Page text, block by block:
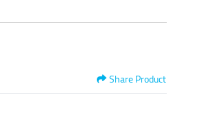
Share Product